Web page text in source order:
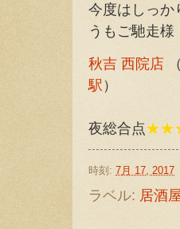
今度はしっか
うもご馳走様
秋吉 西院店 （
駅 ）
夜総合点
時刻: 7月 17, 2017
ラベル: 居酒